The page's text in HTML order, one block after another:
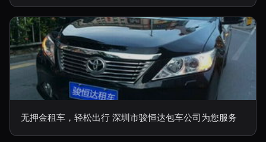
无押金租车，轻松出行 深圳市骏恒达包车公司为您服务